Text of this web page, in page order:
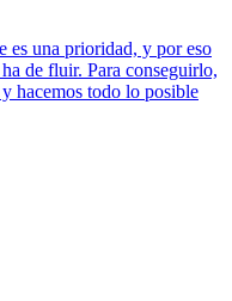
es una prioridad, y por eso
de fluir. Para conseguirlo,
hacemos todo lo posible